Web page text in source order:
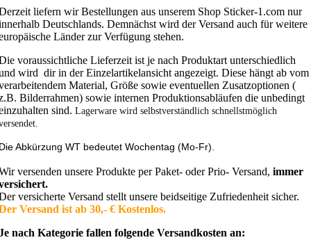
liefern wir Bestellungen aus unserem Shop Sticker-1.com nur
Deutschlands. Demnächst wird der Versand auch für weitere
Länder zur Verfügung stehen.
voraussichtliche Lieferzeit ist je nach Produktart unterschiedlich
wird dir in der Einzelartikelansicht angezeigt. Diese hängt ab vom
Material, Größe sowie eventuellen Zusatzoptionen (
Bilderrahmen) sowie internen Produktionsabläufen die unbedingt
sind. Lagerware wird selbstverständlich schnellstmöglich
Abkürzung WT bedeutet Wochentag (Mo-Fr).
versenden unsere Produkte per Paket- oder Prio- Versand, immer
versicherte Versand stellt unsere beidseitige Zufriedenheit sicher.
Versand ist ab 30,- € Kostenlos.
nach Kategorie fallen folgende Versandkosten an: